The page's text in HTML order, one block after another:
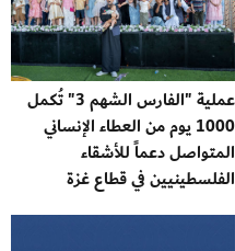
عملية "الفارس الشهم 3" تُكمل
1000 يوم من العطاء الإنساني
المتواصل دعماً للأشقاء
الفلسطينيين في قطاع غزة